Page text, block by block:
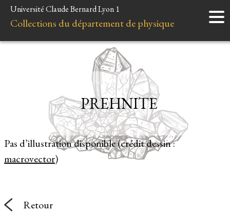
Accueil
Instruments
Liens et ressources
Université Claude Bernard Lyon 1
Collections du département de physique
Pas d’illustration disponible (crédit dessin :
macrovector)
PREHNITE
Retour